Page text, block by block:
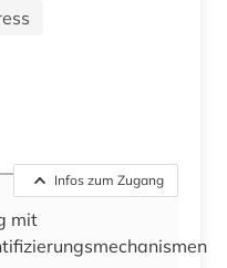
Infos zum Zugang
mit